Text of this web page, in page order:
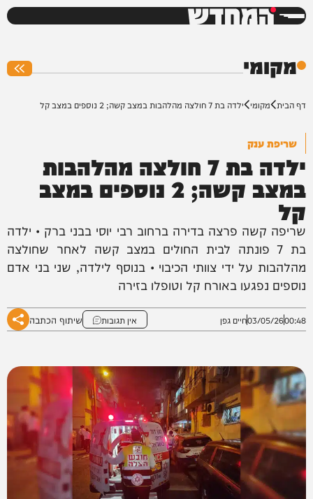
המחדש
מקומי
דף הבית מקומי ילדה בת 7 חולצה מהלהבות במצב קשה; 2 נוספים במצב קל
שריפת ענק
ילדה בת 7 חולצה מהלהבות
במצב קשה; 2 נוספים במצב
קל
שריפה קשה פרצה בדירה ברחוב רבי יוסי בבני ברק • ילדה
בת 7 פונתה לבית החולים במצב קשה לאחר שחולצה
מהלהבות על ידי צוותי הכיבוי • בנוסף לילדה, שני בני אדם
נוספים נפגעו באורח קל וטופלו בזירה
00:48
03/05/26חיים גפן אין תגובות שיתוף הכתבה